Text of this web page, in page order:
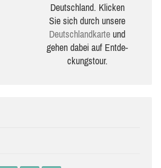
Deutschland. Klicken
Sie sich durch unsere
Deutsch­land­karte und
gehen dabei auf Ent­de­
ckungs­tour.